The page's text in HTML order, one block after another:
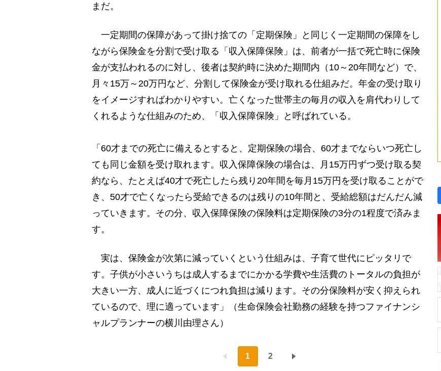
まだ。
一定期間の保障があって掛け捨ての「定期保険」と同じく一定期間の保障をし
ながら保険金を分割で受け取る「収入保障保険」は、前者が一括で死亡時に保険
金が支払われるのに対し、後者は契約時に決めた期間内（10～20年間など）で、
月々15万～20万円など、分割して保険金が受け取れる仕組みだ。年金の受け取り
をイメージすればわかりやすい。亡くなった世帯主の毎月の収入を肩代わりして
くれるような仕組みのため、「収入保障保険」と呼ばれている。
「60才までの死亡に備えるとすると、定期保険の場合、60才までならいつ死亡し
ても同じ金額を受け取れます。収入保障保険の場合は、月15万円ずつ受け取る契
約なら、たとえば40才で死亡したら残り20年間を毎月15万円を受け取ることがで
き、50才で亡くなったら受給できるのは残りの10年間と、受給総額はだんだん減
っていきます。その分、収入保障保険の保険料は定期保険の3分の1程度で済みま
す。
実は、保険金が次第に減っていくという仕組みは、子育て世代にピッタリで
す。子供が小さいうちは成人するまでにかかる学費や生活費のトータルの負担が
大きい一方、成人に近づくにつれ負担は減ります。その分保険料が安く抑えられ
ているので、理に適っています」（生命保険会社勤務の経験を持つファイナンシ
ャルプランナーの横川由理さん）
1 2